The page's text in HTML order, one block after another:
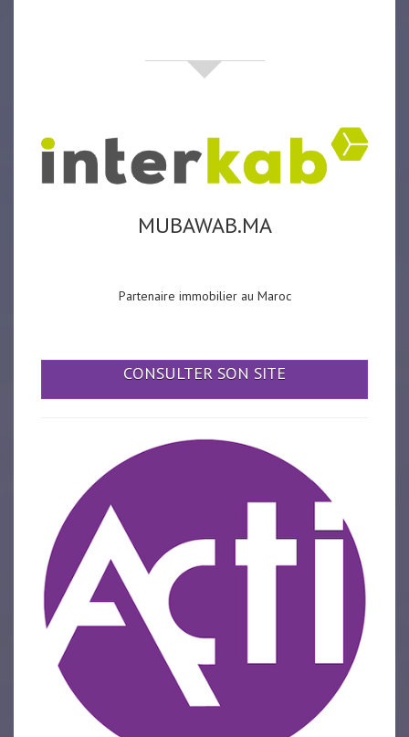
MUBAWAB.MA
Partenaire immobilier au Maroc
CONSULTER SON SITE